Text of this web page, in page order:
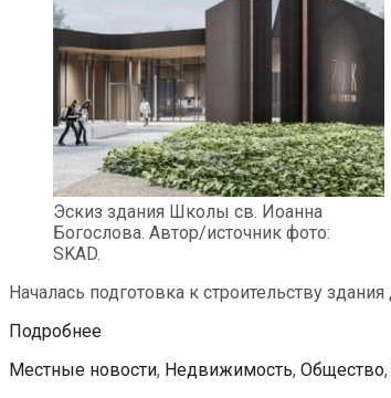
Эскиз здания Школы св. Иоанна
Богослова. Автор/источник фото:
SKAD.
Началась подготовка к строительству
ПодробнееВ
построят
Categories
Местные новости, Недвижимость, Общество,